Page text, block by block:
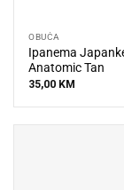
OBUĆA
Ipanema
Anatomic Tan
35,00 KM